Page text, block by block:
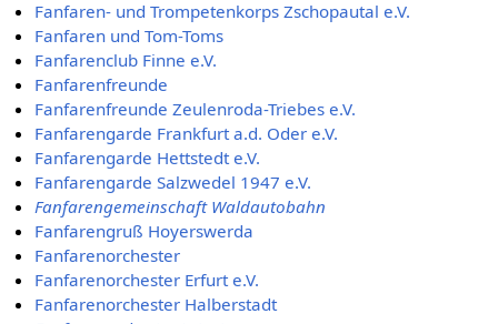
Fanfaren- und Trompetenkorps Zschopautal e.V.
Fanfaren und Tom-Toms
Fanfarenclub Finne e.V.
Fanfarenfreunde
Fanfarenfreunde Zeulenroda-Triebes e.V.
Fanfarengarde Frankfurt a.d. Oder e.V.
Fanfarengarde Hettstedt e.V.
Fanfarengarde Salzwedel 1947 e.V.
Fanfarengemeinschaft Waldautobahn
Fanfarengruß Hoyerswerda
Fanfarenorchester
Fanfarenorchester Erfurt e.V.
Fanfarenorchester Halberstadt